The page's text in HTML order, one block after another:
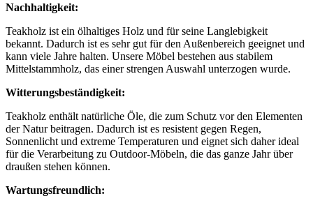
Nachhaltigkeit:
Teakholz ist ein ölhaltiges Holz und für seine Langlebigkeit
bekannt. Dadurch ist es sehr gut für den Außenbereich geeignet und
kann viele Jahre halten. Unsere Möbel bestehen aus stabilem
Mittelstammholz, das einer strengen Auswahl unterzogen wurde.
Witterungsbeständigkeit:
Teakholz enthält natürliche Öle, die zum Schutz vor den Elementen
der Natur beitragen. Dadurch ist es resistent gegen Regen,
Sonnenlicht und extreme Temperaturen und eignet sich daher ideal
für die Verarbeitung zu Outdoor-Möbeln, die das ganze Jahr über
draußen stehen können.
Wartungsfreundlich: